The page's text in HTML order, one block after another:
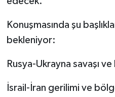
Konuşmasında şu
bekleniyor:
Rusya-Ukrayna savaşı
İsrail-İran gerilimi ve